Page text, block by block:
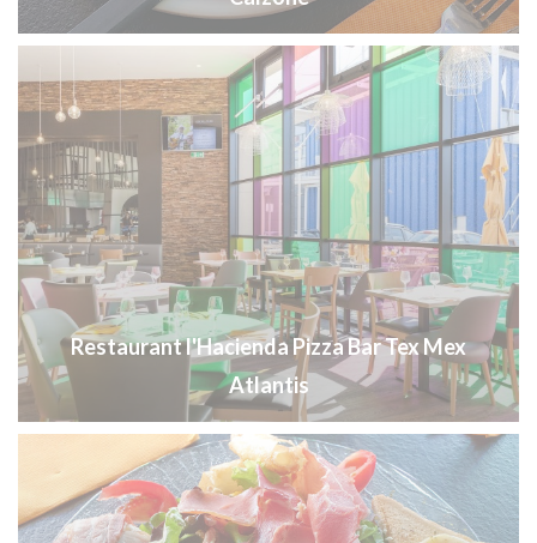
Restaurant l'Hacienda Pizza Bar Tex Mex
Atlantis